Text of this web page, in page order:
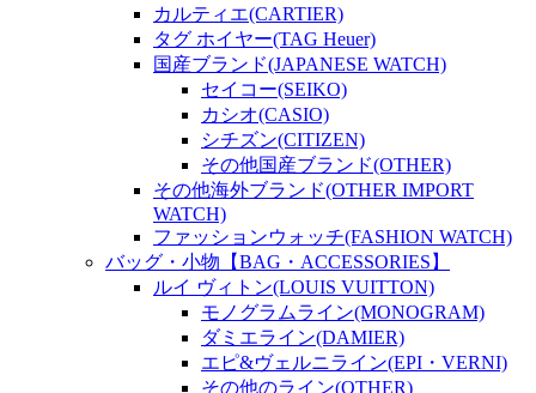
カルティエ(CARTIER)
タグ ホイヤー(TAG Heuer)
国産ブランド(JAPANESE WATCH)
セイコー(SEIKO)
カシオ(CASIO)
シチズン(CITIZEN)
その他国産ブランド(OTHER)
その他海外ブランド(OTHER IMPORT
WATCH)
ファッションウォッチ(FASHION WATCH)
バッグ・小物【BAG・ACCESSORIES】
ルイ ヴィトン(LOUIS VUITTON)
モノグラムライン(MONOGRAM)
ダミエライン(DAMIER)
エピ&ヴェルニライン(EPI・VERNI)
その他のライン(OTHER)